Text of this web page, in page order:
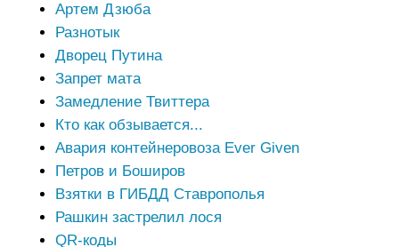
Артем Дзюба
Разнотык
Дворец Путина
Запрет мата
Замедление Твиттера
Кто как обзывается...
Авария контейнеровоза Ever Given
Петров и Боширов
Взятки в ГИБДД Ставрополья
Рашкин застрелил лося
QR-коды